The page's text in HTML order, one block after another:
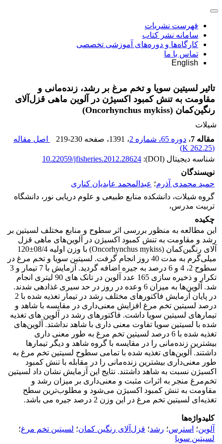
فهرست نشریات
سامانه نشر کتاب
کارگاه‌ها و دوره‌های آموزشی تخصصی
تماس با ما
English
تاثیر لسیتین سویا و تخم مرغ بر رشد، زنده‌مانی و
مقاومت به تنش کمبود اکسیژن در آلوین ماهی قزل‌آلای
رنگین‌کمان (Oncorhynchus mykiss)
شیلات
مقاله 7
، دوره 65، شماره 2 ، 1391 ، صفحه 219-230
اصل مقاله
(
262.25 K
)
شناسه دیجیتال (DOI):
10.22059/jfisheries.2012.28624
نویسندگان
حمید محمدی آذرم؛ عبدالمحمد عابدیان کناری
گروه شیلات، دانشکده منابع طبیعی و علوم دریایی نور، دانشگاه
تربیت مدرس،
چکیده
این مطالعه به منظور بررسی اثر سطوح و منابع مختلف لسیتین بر
رشد و مقاومت به تنش کمبود اکسیژن در آلوین‌های ماهی قزل
آلای رنگین‌کمان (Oncorhynchus mykiss) با وزن اولیه 08/4±120
میلی‌گرم به مدت 40 روز انجام گرفت. لسیتین سویا و تخم مرغ در
سطوح 2، 4 و 6 درصد به جیره اضافه گردید. آزمایش با 7 تیمار و 3
تکرار و ذخیره سازی 165 عدد آلوین در تانک های 90 لیتری انجام
شد. آلوین‌ها به میزان 6 وعده در روز در حد سیری غذادهی شدند.
در پایان آزمایش فاکتورهای مختلف رشد در تیمار تغذیه شده با 2
درصد لسیتین تخم مرغ افزایش معنی‌داری در مقایسه با شاهد و
تیمارهای لسیتین سویا داشت. فاکتورهای رشد در آلوین های تغذیه
شده با لسیتین سویا تفاوت معنی داری با شاهد نداشتد. آلوین‌های
تغذیه شده با 6 درصد لسیتین تخم مرغ به طور معنی داری
بیشترین زنده‌مانی را در مقایسه با گروه شاهد و دیگر تیمارها
داشتند. آلوین‌های تغذیه شده با تمامی سطوح لسیتین تخم مرغ به
طور معنی‌داری بیشترین زنده‌مانی را در مقابله با تنش کمبود
اکسیژن نسبت به شاهد داشتند. نتایج این آزمایش نشان داد لسیتین
تخم‌مرغ منجر به اثرات مثبت و معنی‌داری بر میزان رشد و
مقاومت به تنش کمبود اکسیژن می‌شود و مطلوب‌ترین سطح
تغذیه‌ای لسیتین تخم مرغ در این وزن 2 درصد جیره می باشد.
کلیدواژه‌ها
آلوین؛ استرس؛ رشد؛ قزل‌آلای رنگین کمان؛ لسیتین تخم مرغ؛
لسیتین سویا